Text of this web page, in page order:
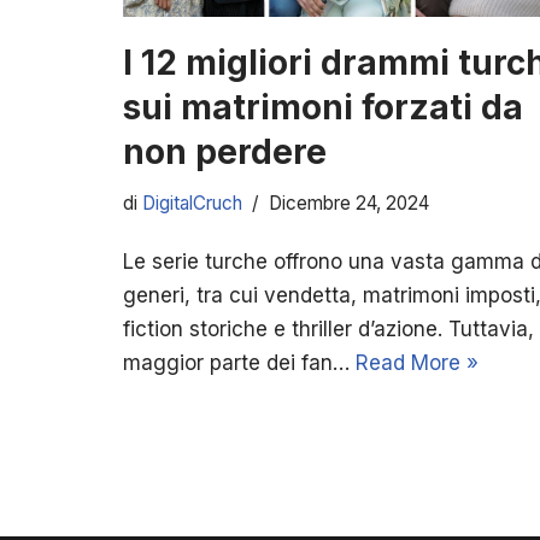
I 12 migliori drammi
sui matrimoni forzati da
non perdere
di DigitalCruch Dicembre 24, 2024
Le serie turche offrono una vasta gamma
generi, tra cui vendetta, matrimoni imposti,
fiction storiche e thriller d’azione. Tuttavia,
maggior parte dei fan… Read More »